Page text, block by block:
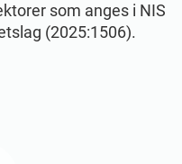
som anges i NIS
(2025:1506).